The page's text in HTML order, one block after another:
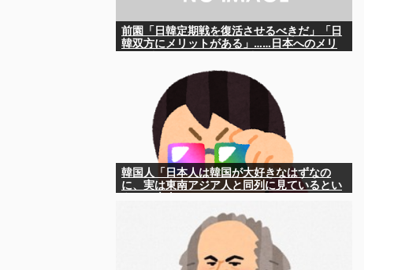
前園「日韓定期戦を復活させるべきだ」「日
韓双方にメリットがある」……日本へのメリ
韓国人「日本人は韓国が大好きなはずなの
に、実は東南アジア人と同列に見ているとい